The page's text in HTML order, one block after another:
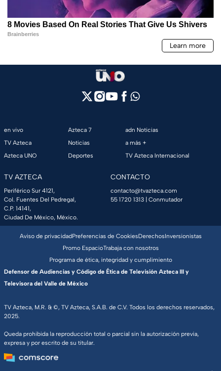
en vivo
TV Azteca
Azteca UNO
Azteca 7
Noticias
Deportes
adn Noticias
a más +
TV Azteca Internacional
TV AZTECA
Periférico Sur 4121,
Col. Fuentes Del Pedregal,
C.P. 14141,
Ciudad De México, México.
CONTACTO
contacto@tvazteca.com
55 1720 1313 | Conmutador
TV Azteca, M.R. & ©, TV Azteca, S.A.B. de C.V. Todos los derechos reservados,
2025.
Queda prohibida la reproducción total o parcial sin la autorización previa,
expresa y por escrito de su titular.
Aviso de privacidadPreferencias de CookiesDerechosInversionistas
Promo EspacioTrabaja con nosotros
Programa de ética, integridad y cumplimiento
Defensor de Audiencias y Código de Ética de Televisión Azteca III y
Televisora del Valle de México